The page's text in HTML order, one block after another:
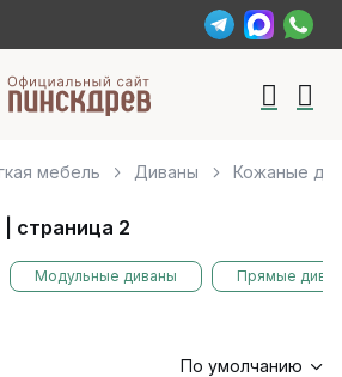
мебель Диваны Кожаные
страница 2
Модульные диваны Прямые
По умолчанию